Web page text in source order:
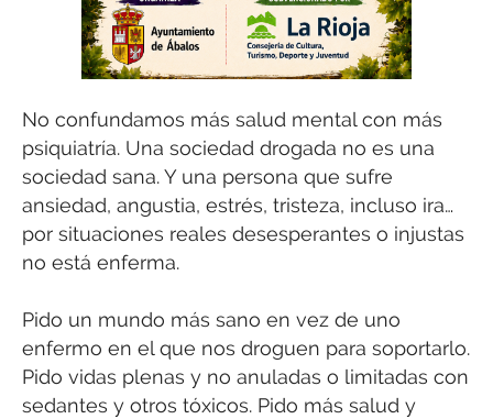
No confundamos más salud mental con más
psiquiatría. Una sociedad drogada no es una
sociedad sana. Y una persona que sufre
ansiedad, angustia, estrés, tristeza, incluso ira…
por situaciones reales desesperantes o injustas
no está enferma.
Pido un mundo más sano en vez de uno
enfermo en el que nos droguen para soportarlo.
Pido vidas plenas y no anuladas o limitadas con
sedantes y otros tóxicos. Pido más salud y